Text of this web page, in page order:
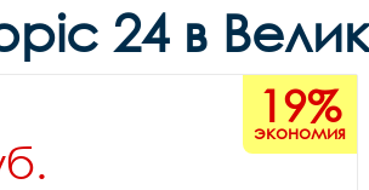
24 в
19%
экономия